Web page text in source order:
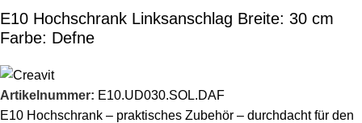
E10 Hochschrank Linksanschlag Breite: 30 cm
Farbe: Defne
Artikelnummer: E10.UD030.SOL.DAF
E10 Hochschrank – praktisches Zubehör – durchdacht für den